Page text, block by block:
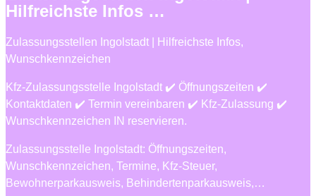
Hilfreichste Infos …
Zulassungsstellen Ingolstadt | Hilfreichste Infos,
Wunschkennzeichen
Kfz-Zulassungsstelle Ingolstadt ✔️ Öffnungszeiten ✔️
Kontaktdaten ✔️ Termin vereinbaren ✔️ Kfz-Zulassung ✔️
Wunschkennzeichen IN reservieren.
Zulassungsstelle Ingolstadt: Öffnungszeiten,
Wunschkennzeichen, Termine, Kfz-Steuer,
Bewohnerparkausweis, Behindertenparkausweis,…